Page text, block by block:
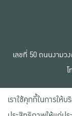
เลขที่ 50 ถนนงามว
เราใช้คุกกี้ในการให้